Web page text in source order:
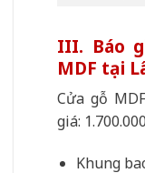
III. Báo
MDF tại
Cửa gỗ
giá:
Khung